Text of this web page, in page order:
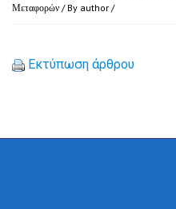
Μεταφορών / By author /
Εκτύπωση άρθρου